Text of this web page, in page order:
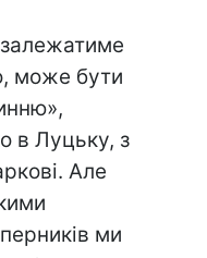
може бути
в Луцьку, з
Але
ми